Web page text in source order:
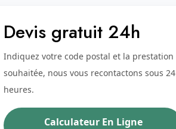
Devis gratuit 24h
Indiquez votre code postal et la prestation
souhaitée, nous vous recontactons sous 24
heures.
Calculateur En Ligne